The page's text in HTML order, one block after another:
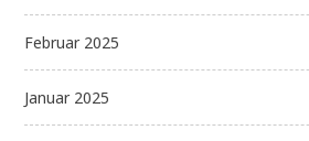
Februar 2025
Januar 2025